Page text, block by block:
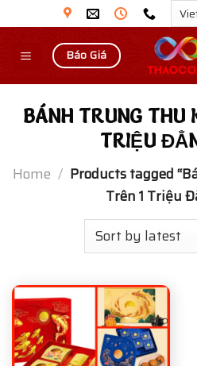
to
content
Báo Giá
BÁNH TRUNG THU
TRIỆU
Home / Products tagged
Trên 1 Triệu